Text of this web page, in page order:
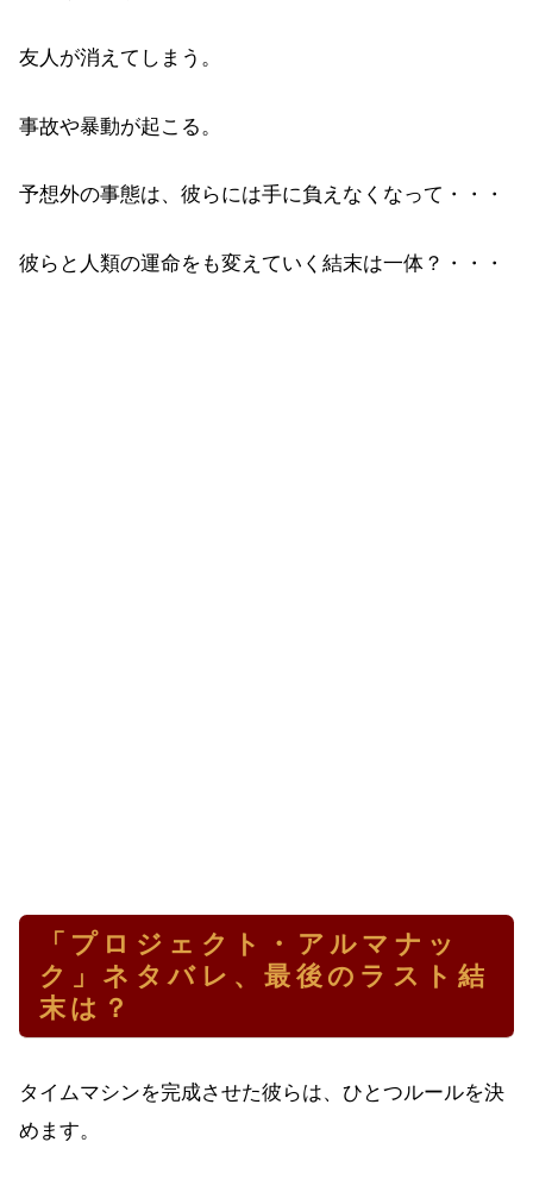
友人が消えてしまう。
事故や暴動が起こる。
予想外の事態は、彼らには手に負えなくなって・・・
彼らと人類の運命をも変えていく結末は一体？・・・
「プロジェクト・アルマナッ
ク」ネタバレ、最後のラスト結
末は？
タイムマシンを完成させた彼らは、ひとつルールを決
めます。